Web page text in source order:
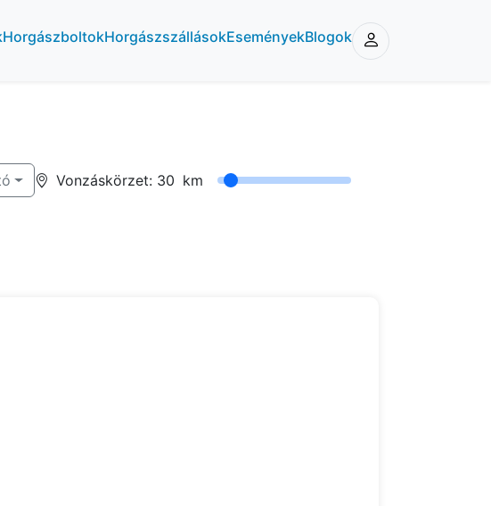
HorgászboltokHorgászszállásokEseményekBlogok
Vonzáskörzet: 30 km